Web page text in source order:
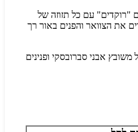
"רוקדים" עם כל תזוזה של
את הצוואר והפנים באור רך
אבני סברובסקי ופנינים